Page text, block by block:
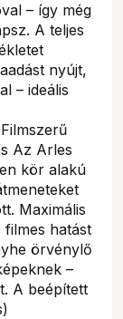
– így még
A teljes
nyújt,
– ideális
Filmszerű
Az Arles
kör alakú
Maximális
hatást
örvénylő
–
A beépített